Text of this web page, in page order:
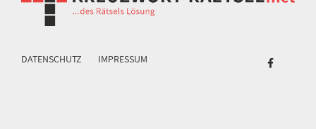
DATENSCHUTZ IMPRESSUM